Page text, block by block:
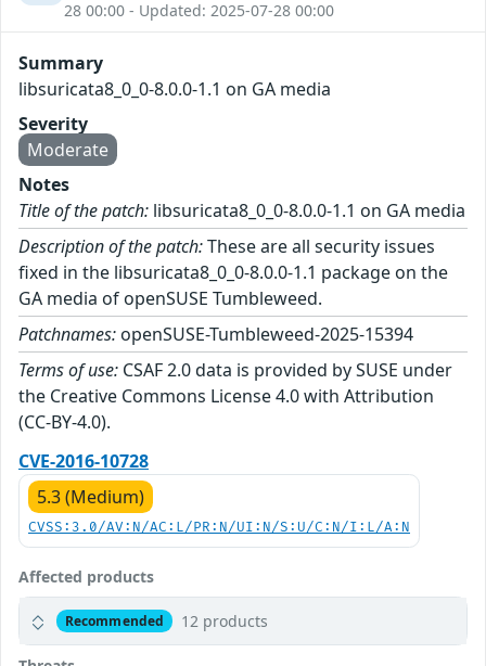
28 00:00 - Updated: 2025-07-28 00:00
Summary
libsuricata8_0_0-8.0.0-1.1 on GA media
Severity
Moderate
Notes
Title of the patch: libsuricata8_0_0-8.0.0-1.1 on GA media
Description of the patch:These are all security issues
fixed in the libsuricata8_0_0-8.0.0-1.1 package on the
GA media of openSUSE Tumbleweed.
Patchnames: openSUSE-Tumbleweed-2025-15394
Terms of use: CSAF 2.0 data is provided by SUSE under
the Creative Commons License 4.0 with Attribution
(CC-BY-4.0).
CVE-2016-10728
5.3 (Medium)
CVSS:3.0/AV:N/AC:L/PR:N/UI:N/S:U/C:N/I:L/A:N
Affected products
Recommended 12 products